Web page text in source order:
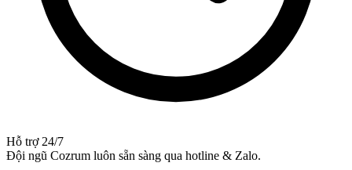
Hỗ trợ 24/7
Đội ngũ Cozrum luôn sẵn sàng qua hotline & Zalo.